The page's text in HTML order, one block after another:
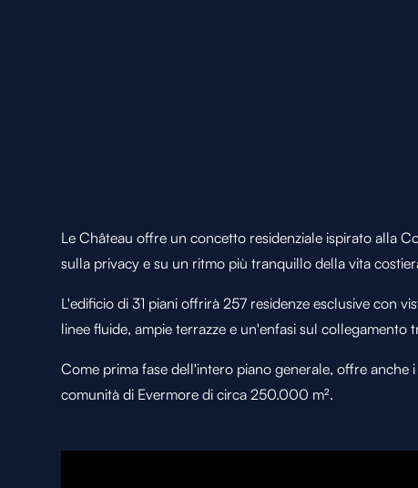
Le Château offre un concetto residenziale ispirato alla
sulla privacy e su un ritmo più tranquillo della vita
L'edificio di 31 piani offrirà 257 residenze esclusive con
linee fluide, ampie terrazze e un'enfasi sul collegamento
Come prima fase dell'intero piano generale, offre anche
comunità di Evermore di circa 250.000 m².